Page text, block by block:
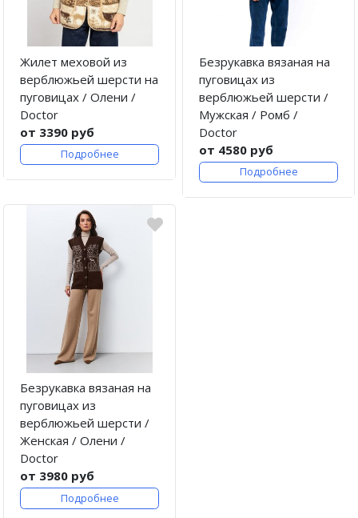
Жилет меховой из
верблюжьей шерсти на
пуговицах / Олени /
Doctor
от 3390 руб
Подробнее
Безрукавка вязаная на
пуговицах из
верблюжьей шерсти /
Мужская / Ромб /
Doctor
от 4580 руб
Подробнее
Безрукавка вязаная на
пуговицах из
верблюжьей шерсти /
Женская / Олени /
Doctor
от 3980 руб
Подробнее